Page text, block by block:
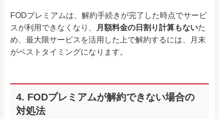
FODプレミアムは、解約手続きが完了した時点でサービ
スが利用できなくなり、
月額料金の日割り計算もないた
め、最大限サービスを活用した上で解約するには、月末
がベストタイミングになります。
4. FODプレミアムが解約できない場合の
対処法